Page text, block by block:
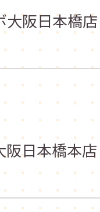
大阪日本橋店
阪日本橋本店